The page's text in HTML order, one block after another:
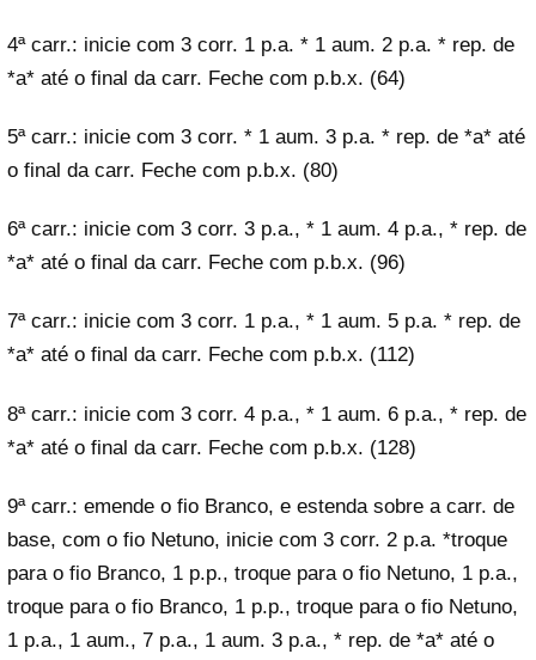
4ª carr.: inicie com 3 corr. 1 p.a. * 1 aum. 2 p.a. * rep. de
*a* até o final da carr. Feche com p.b.x. (64)
5ª carr.: inicie com 3 corr. * 1 aum. 3 p.a. * rep. de *a* até
o final da carr. Feche com p.b.x. (80)
6ª carr.: inicie com 3 corr. 3 p.a., * 1 aum. 4 p.a., * rep. de
*a* até o final da carr. Feche com p.b.x. (96)
7ª carr.: inicie com 3 corr. 1 p.a., * 1 aum. 5 p.a. * rep. de
*a* até o final da carr. Feche com p.b.x. (112)
8ª carr.: inicie com 3 corr. 4 p.a., * 1 aum. 6 p.a., * rep. de
*a* até o final da carr. Feche com p.b.x. (128)
9ª carr.: emende o fio Branco, e estenda sobre a carr. de
base, com o fio Netuno, inicie com 3 corr. 2 p.a. *troque
para o fio Branco, 1 p.p., troque para o fio Netuno, 1 p.a.,
troque para o fio Branco, 1 p.p., troque para o fio Netuno,
1 p.a., 1 aum., 7 p.a., 1 aum. 3 p.a., * rep. de *a* até o